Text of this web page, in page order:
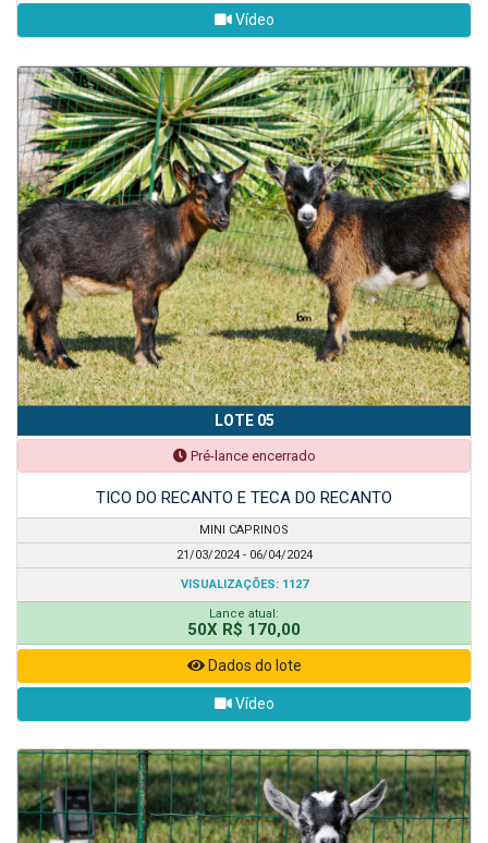
Vídeo
LOTE 05
Pré-lance encerrado
TICO DO RECANTO E TECA DO RECANTO
MINI CAPRINOS
21/03/2024 - 06/04/2024
VISUALIZAÇÕES: 1127
Lance atual:
50X R$ 170,00
Dados do lote
Vídeo